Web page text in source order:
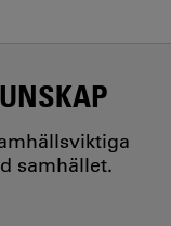
samhället.